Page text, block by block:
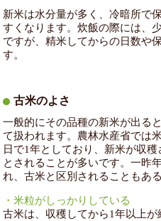
新米は水分量が多く、冷暗所で
すくなります。炊飯の際には、
ですが、精米してからの日数や
す。
古米のよさ
一般的にその品種の新米が出る
て扱われます。農林水産省では
日で1年としており、新米が収
とされることが多いです。一昨
れ、古米と区別されることもある
・米粒がしっかりしている
古米は、収穫してから1年以上